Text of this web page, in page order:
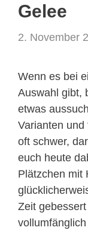
Gelee
2. November
Wenn es bei
Auswahl gibt,
etwas
Varianten
oft schwer,
euch heute
Plätzchen mit
Zeit